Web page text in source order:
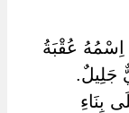
‏اِسْمُهُ عُقْبَةُ
جَلِيلٌ.
بِنَاءِ